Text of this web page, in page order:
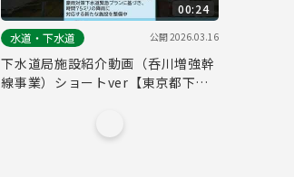
00:24
水道・下水道
公開2026.03.16
下水道局施設紹介動画（呑川増強幹
線事業）ショートver【東京都下水